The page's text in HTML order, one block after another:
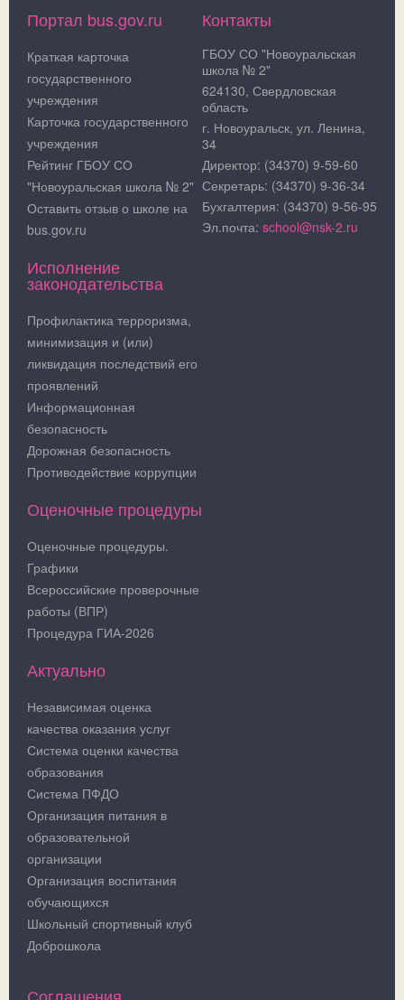
Портал bus.gov.ru
Краткая карточка
государственного
учреждения
Карточка государственного
учреждения
Рейтинг ГБОУ СО
"Новоуральская школа № 2"
Оставить отзыв о школе на
bus.gov.ru
Исполнение
законодательства
Профилактика терроризма,
минимизация и (или)
ликвидация последствий его
проявлений
Информационная
безопасность
Дорожная безопасность
Противодействие коррупции
Оценочные процедуры
Оценочные процедуры.
Графики
Всероссийские проверочные
работы (ВПР)
Процедура ГИА-2026
Актуально
Независимая оценка
качества оказания услуг
Система оценки качества
образования
Система ПФДО
Организация питания в
образовательной
организации
Организация воспитания
обучающихся
Школьный спортивный клуб
Доброшкола
Контакты
ГБОУ СО "Новоуральская
школа № 2"
624130, Свердловская
область
г. Новоуральск, ул. Ленина,
34
Директор: (34370) 9-59-60
Секретарь: (34370) 9-36-34
Бухгалтерия: (34370) 9-56-95
Эл.почта: school@nsk-2.ru